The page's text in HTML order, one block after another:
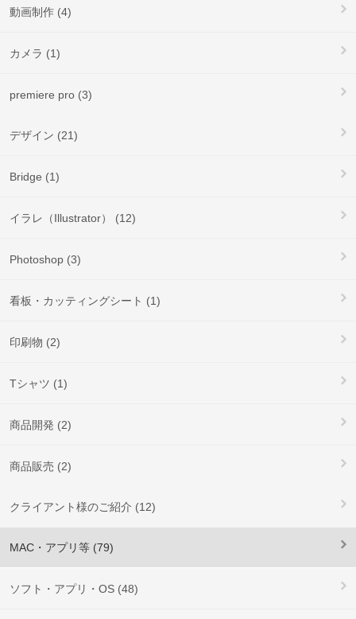
動画制作 (4)
カメラ (1)
premiere pro (3)
デザイン (21)
Bridge (1)
イラレ（Illustrator） (12)
Photoshop (3)
看板・カッティングシート (1)
印刷物 (2)
Tシャツ (1)
商品開発 (2)
商品販売 (2)
クライアント様のご紹介 (12)
MAC・アプリ等 (79)
ソフト・アプリ・OS (48)